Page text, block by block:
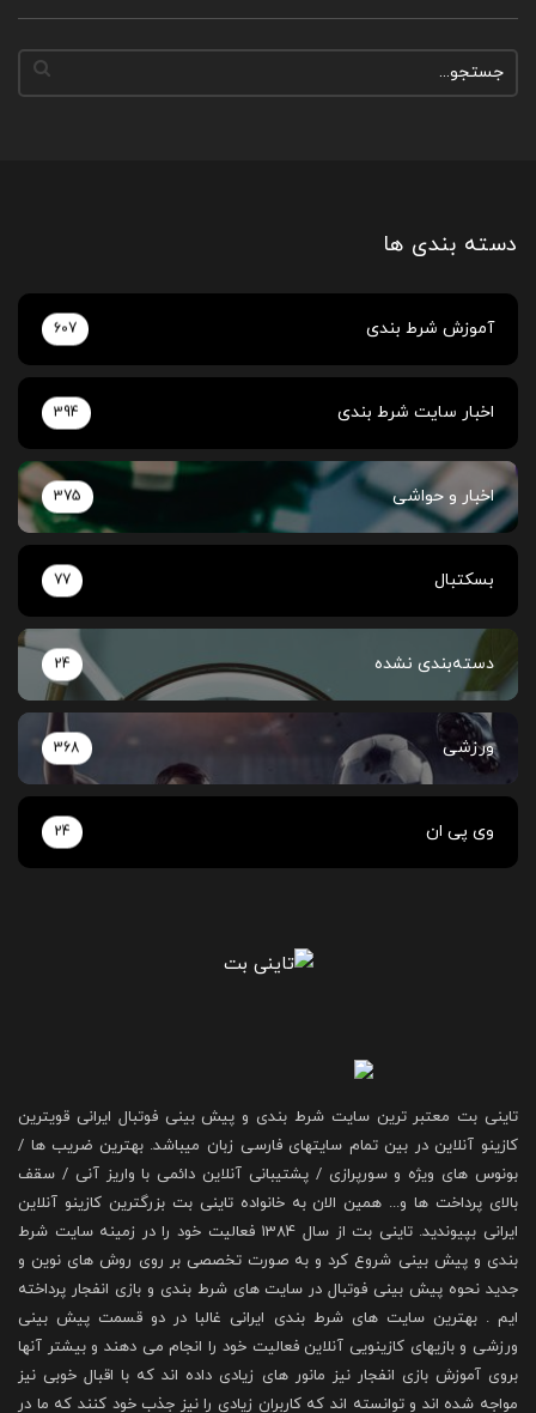
دسته بندی ها
آموزش شرط بندی 607
اخبار سایت شرط بندی 394
اخبار و حواشی 375
بسکتبال 77
دسته‌بندی نشده 24
ورزشی 368
وی پی ان 24
تاینی بت معتبر ترین سایت شرط بندی و پیش بینی فوتبال ایرانی قویترین
کازینو آنلاین در بین تمام سایتهای فارسی زبان میباشد. بهترین ضریب ها /
بونوس های ویژه و سورپرازی / پشتیبانی آنلاین دائمی با واریز آنی / سقف
بالای پرداخت ها و... همین الان به خانواده تاینی بت بزرگترین کازینو آنلاین
ایرانی بپیوندید. تاینی بت از سال 1384 فعالیت خود را در زمینه سایت شرط
بندی و پیش بینی شروع کرد و به صورت تخصصی بر روی روش های نوین و
جدید نحوه پیش بینی فوتبال در سایت های شرط بندی و بازی انفجار پرداخته
ایم . بهترین سایت های شرط بندی ایرانی غالبا در دو قسمت پیش بینی
ورزشی و بازیهای کازینویی آنلاین فعالیت خود را انجام می دهند و بیشتر آنها
بروی آموزش بازی انفجار نیز مانور های زیادی داده اند که با اقبال خوبی نیز
مواجه شده اند و توانسته اند که کاربران زیادی را نیز جذب خود کنند که ما در